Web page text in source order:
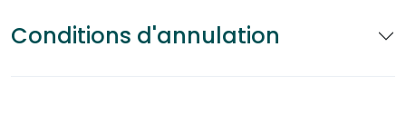
Conditions d'annulation